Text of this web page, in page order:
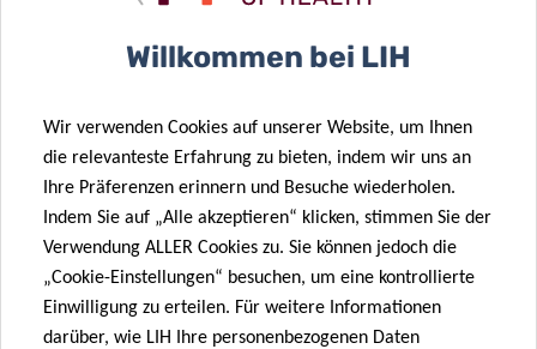
Nachricht
Willkommen bei LIH
Wir verwenden Cookies auf unserer Website, um Ihnen
die relevanteste Erfahrung zu bieten, indem wir uns an
Ihre Präferenzen erinnern und Besuche wiederholen.
Indem Sie auf „Alle akzeptieren“ klicken, stimmen Sie der
Verwendung ALLER Cookies zu. Sie können jedoch die
„Cookie-Einstellungen“ besuchen, um eine kontrollierte
Einwilligung zu erteilen. Für weitere Informationen
darüber, wie LIH Ihre personenbezogenen Daten